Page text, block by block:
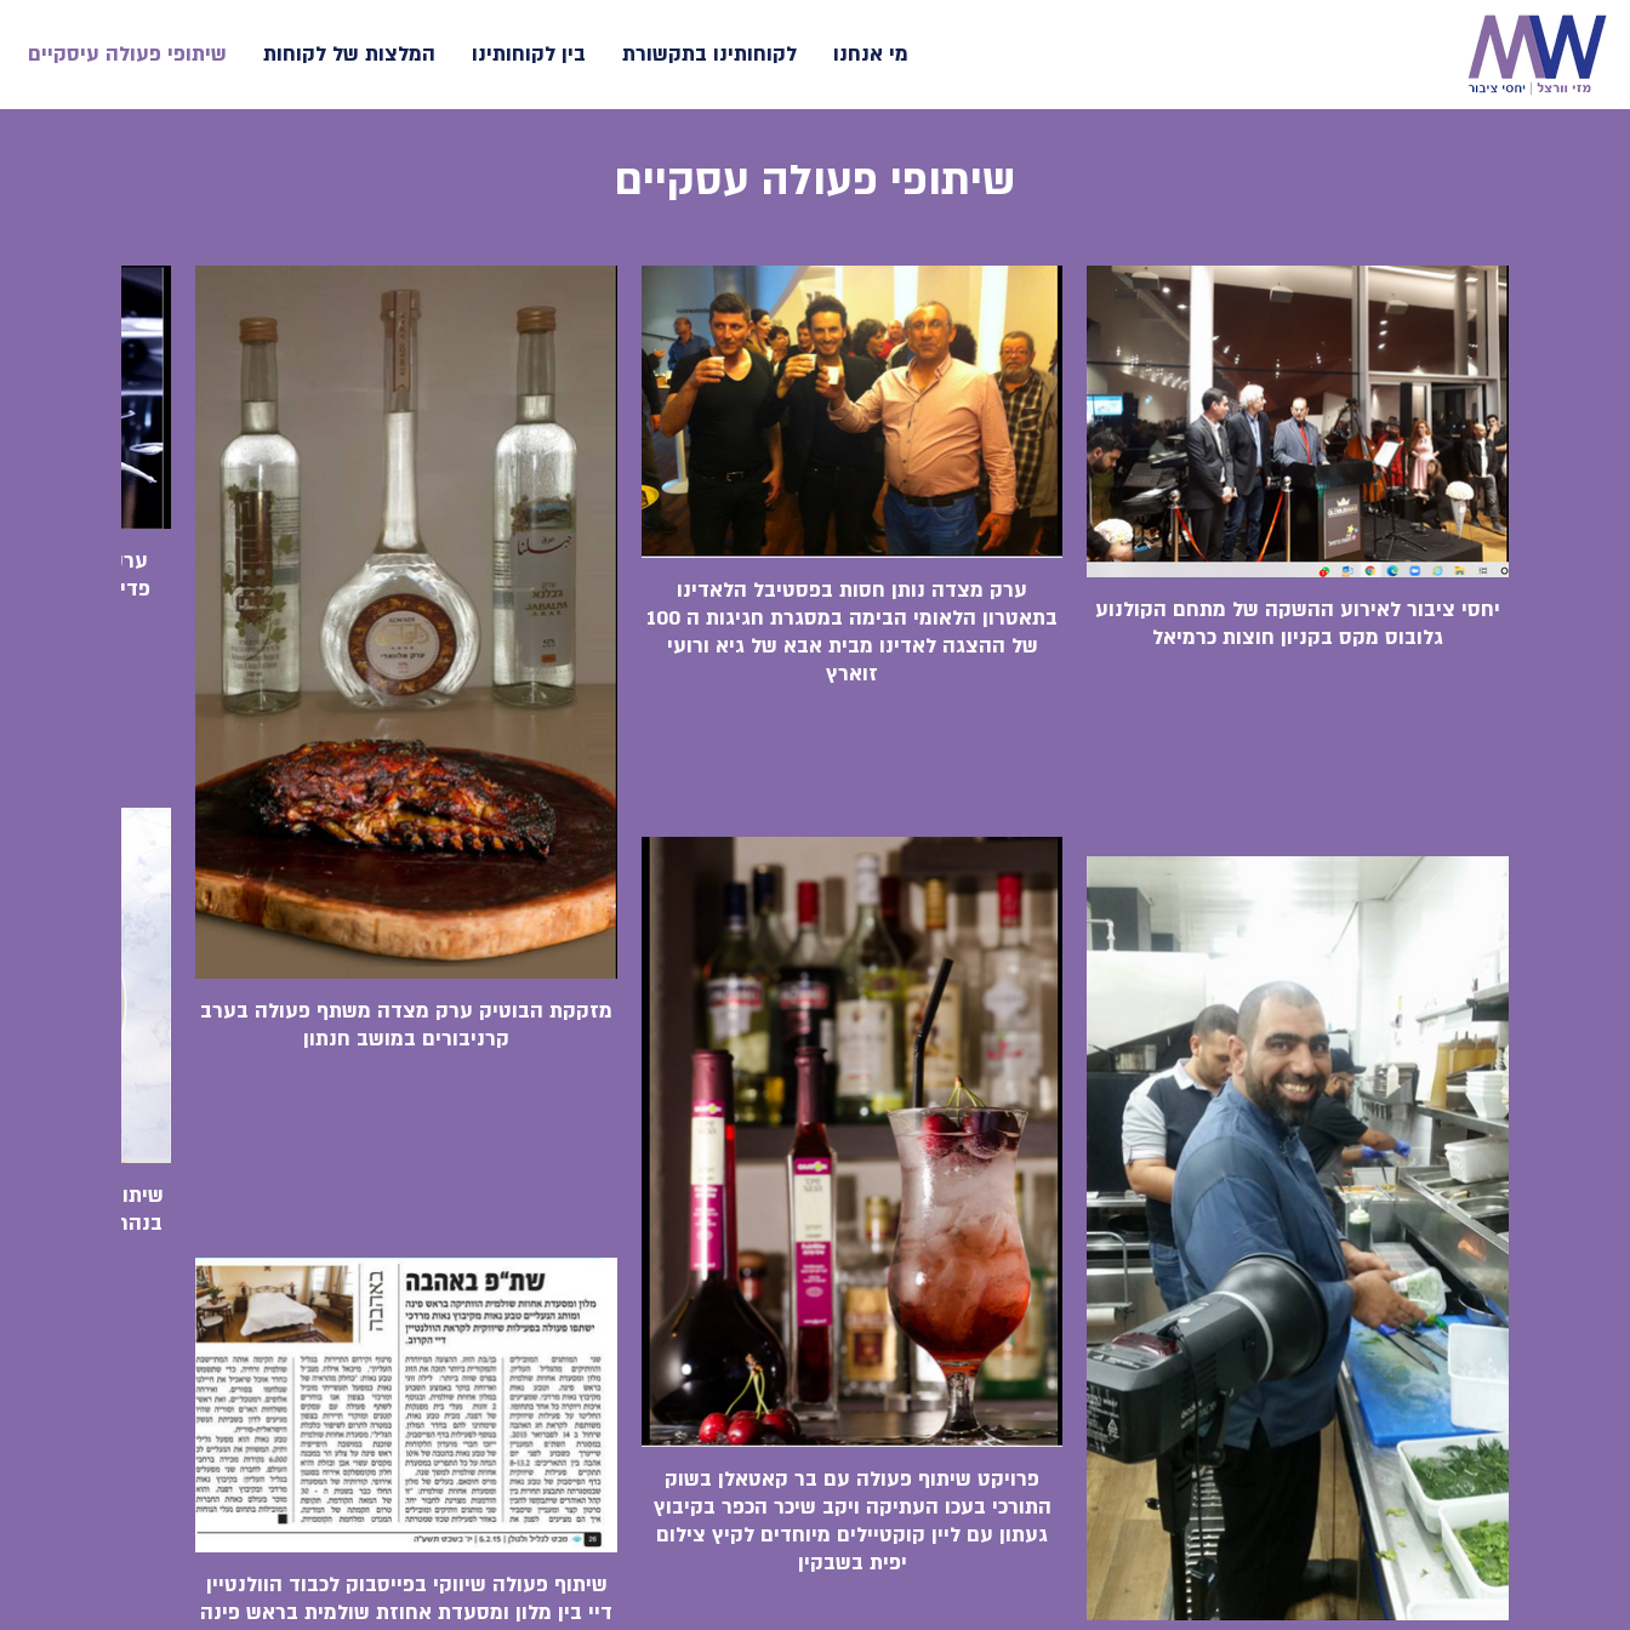
מי אנחנו לקוחותינו בתקשורת בין לקוחותינו המלצות של לקוחות שיתופי פעולה עיסקיים
שיתופי פעולה עסקיים
יחסי ציבור לאירוע ההשקה של מתחם הקולנוע
גלובוס מקס בקניון חוצות כרמיאל
ערק מצדה נותן חסות בפסטיבל הלאדינו
בתאטרון הלאומי הבימה במסגרת חגיגות ה 100
של ההצגה לאדינו מבית אבא של גיא ורועי
זוארץ
מזקקת הבוטיק ערק מצדה משתף פעולה בערב
קרניבורים במושב חנתון
ערק מצדה
פדידה ממלון
שיתוף פעולה בחג
בנהריה בליין
פרויקט שיתוף פעולה עם בר קאטאלן בשוק
התורכי בעכו העתיקה ויקב שיכר הכפר בקיבוץ
געתון עם ליין קוקטיילים מיוחדים לקיץ צילום
יפית בשבקין
שיתוף פעולה שיווקי בפייסבוק לכבוד הוולנטיין
דיי בין מלון ומסעדת אחוזת שולמית בראש פינה